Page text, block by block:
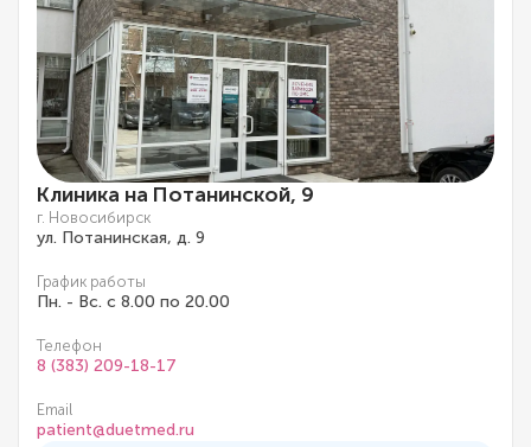
Клиника на Потанинской, 9
г. Новосибирск
ул. Потанинская, д. 9
График работы
Пн. - Вс. с 8.00 по 20.00
Телефон
8 (383) 209-18-17
Email
patient@duetmed.ru